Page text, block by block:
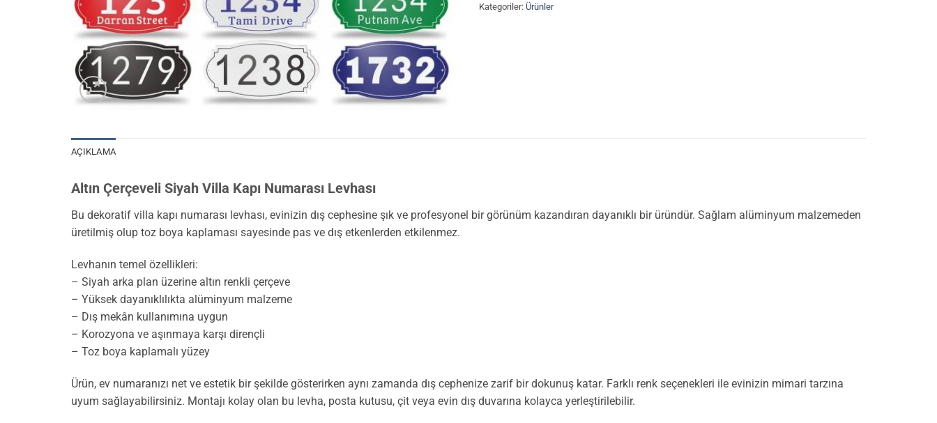
Kategoriler: Ürünler
AÇIKLAMA
Altın Çerçeveli Siyah Villa Kapı Numarası Levhası
Bu dekoratif villa kapı numarası levhası, evinizin dış cephesine şık ve profesyonel bir görünüm kazandıran dayanıklı bir üründür. Sağlam alüminyum malzemeden
üretilmiş olup toz boya kaplaması sayesinde pas ve dış etkenlerden etkilenmez.
Levhanın temel özellikleri:
– Siyah arka plan üzerine altın renkli çerçeve
– Yüksek dayanıklılıkta alüminyum malzeme
– Dış mekân kullanımına uygun
– Korozyona ve aşınmaya karşı dirençli
– Toz boya kaplamalı yüzey
Ürün, ev numaranızı net ve estetik bir şekilde gösterirken aynı zamanda dış cephenize zarif bir dokunuş katar. Farklı renk seçenekleri ile evinizin mimari tarzına
uyum sağlayabilirsiniz. Montajı kolay olan bu levha, posta kutusu, çit veya evin dış duvarına kolayca yerleştirilebilir.